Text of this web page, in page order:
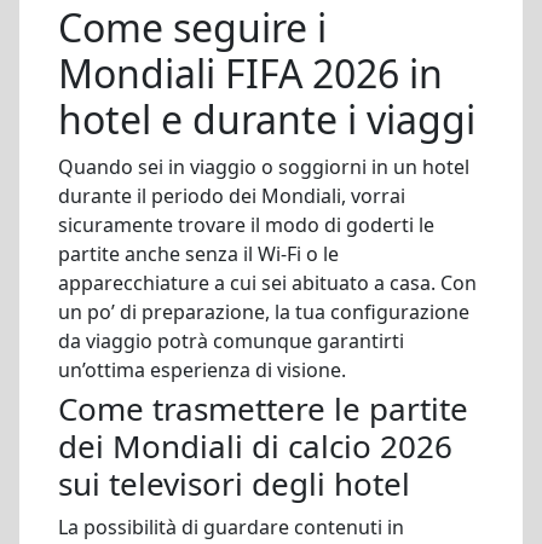
Come seguire i
Mondiali FIFA 2026 in
hotel e durante i viaggi
Quando sei in viaggio o soggiorni in un hotel
durante il periodo dei Mondiali, vorrai
sicuramente trovare il modo di goderti le
partite anche senza il Wi-Fi o le
apparecchiature a cui sei abituato a casa. Con
un po’ di preparazione, la tua configurazione
da viaggio potrà comunque garantirti
un’ottima esperienza di visione.
Come trasmettere le partite
dei Mondiali di calcio 2026
sui televisori degli hotel
La possibilità di guardare contenuti in